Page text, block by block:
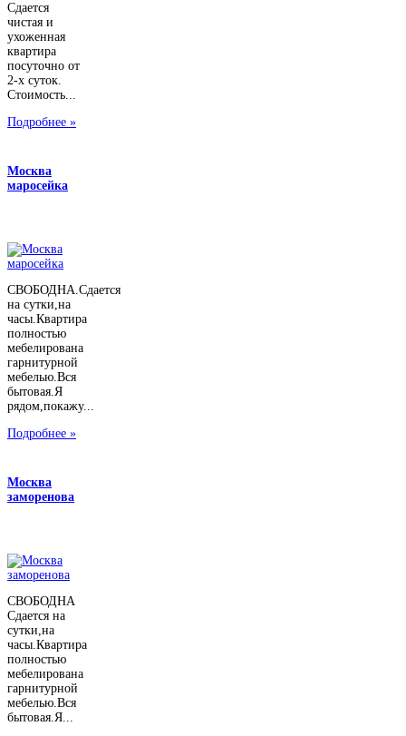
Сдается
чистая и
ухоженная
квартира
посуточно от
2-х суток.
Стоимость...
Подробнее »
Москва
маросейка
СВОБОДНА.Сдается
на сутки,на
часы.Квартира
полностью
мебелирована
гарнитурной
мебелью.Вся
бытовая.Я
рядом,покажу...
Подробнее »
Москва
заморенова
СВОБОДНА
Сдается на
сутки,на
часы.Квартира
полностью
мебелирована
гарнитурной
мебелью.Вся
бытовая.Я...